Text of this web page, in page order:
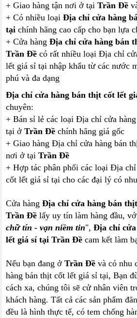
+ Giao hàng tận nơi ở tạiTrần Đề
+ Có nhiều loạiĐịa chỉ cửa hàng
tại chính hãng cao cấp cho bạn lựa
+ Cửa hàngĐịa chỉ cửa hàng bán
Trần Đề có rất nhiều loại Địa chỉ
lết giá sỉ tại nhập khẩu từ các nước
phú và đa dạng
Địa chỉ cửa hàng bán thịt cốt lết
chuyên:
+ Bán sỉ lẻ các loại Địa chỉ cửa
tại ởTrần Đề chính hãng giá gốc
+ Giao hàng Địa chỉ cửa hàng bán
nơi ở tạiTrần Đề
+ Hợp tác phân phối các loại Địa
cốt lết giá sỉ tại cho các đại lý có
Cửa hàngĐịa chỉ cửa hàng bán
Trần Đề lấy uy tín làm hàng đầu,
chữ tín - vạn niềm tin",Địa chỉ
lết giá sỉ tại Trần Đề cam kết làm
Nếu bạn đang ởTrần Đề và có nhu
hàng bán thịt cốt lết giá sỉ tại, Bạn
cách xa, chúng tôi sẽ cử nhân viên
khách hàng. Tất cả các sản phẩm
đều là hình thực tế, có tem chống